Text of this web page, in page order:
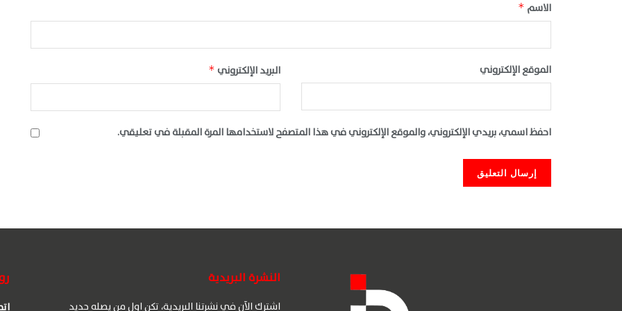
الاسم *
البريد الإلكتروني * الموقع الإلكتروني
احفظ اسمي، بريدي الإلكتروني، والموقع الإلكتروني في هذا المتصفح لاستخدامها المرة المقبلة في تعليقي.
النشرة البريدية
اشترك الآن في نشرتنا البريدية، تكن اول من يصله جديد